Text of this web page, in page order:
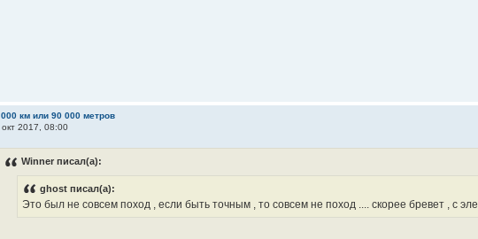
км или 90 000 метров
окт 2017, 08:00
Winner писал(а):
ghost писал(а):
Это был не совсем поход , если быть точным , то совсем не поход .... скорее бревет , с